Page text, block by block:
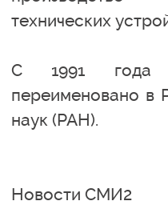
технических
С 1991 года
переименовано в
наук (РАН).
Новости СМИ2